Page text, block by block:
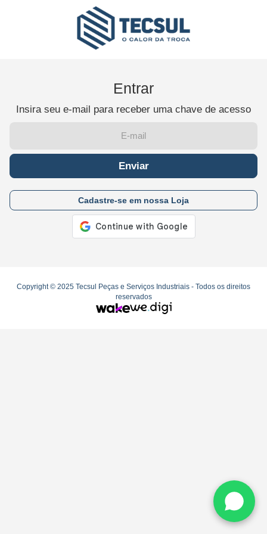
Entrar
Insira seu e-mail para receber uma chave de acesso
Enviar
Cadastre-se em nossa Loja
Copyright © 2025 Tecsul Peças e Serviços Industriais - Todos os direitos
reservados